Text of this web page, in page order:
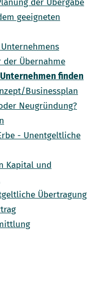
der Übergabe
geeigneten
der Übernahme
finden
Businessplan
Neugründung?
- Unentgeltliche
Kapital und
Übertragung